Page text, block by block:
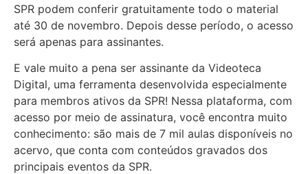
SPR podem conferir gratuitamente todo o material
até 30 de novembro. Depois desse período, o acesso
será apenas para assinantes.
E vale muito a pena ser assinante da Videoteca
Digital, uma ferramenta desenvolvida especialmente
para membros ativos da SPR! Nessa plataforma, com
acesso por meio de assinatura, você encontra muito
conhecimento: são mais de 7 mil aulas disponíveis no
acervo, que conta com conteúdos gravados dos
principais eventos da SPR.